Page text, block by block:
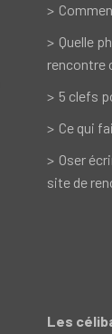
Quelle
rencontre
5 clefs
Ce qui
Oser
site de
Les